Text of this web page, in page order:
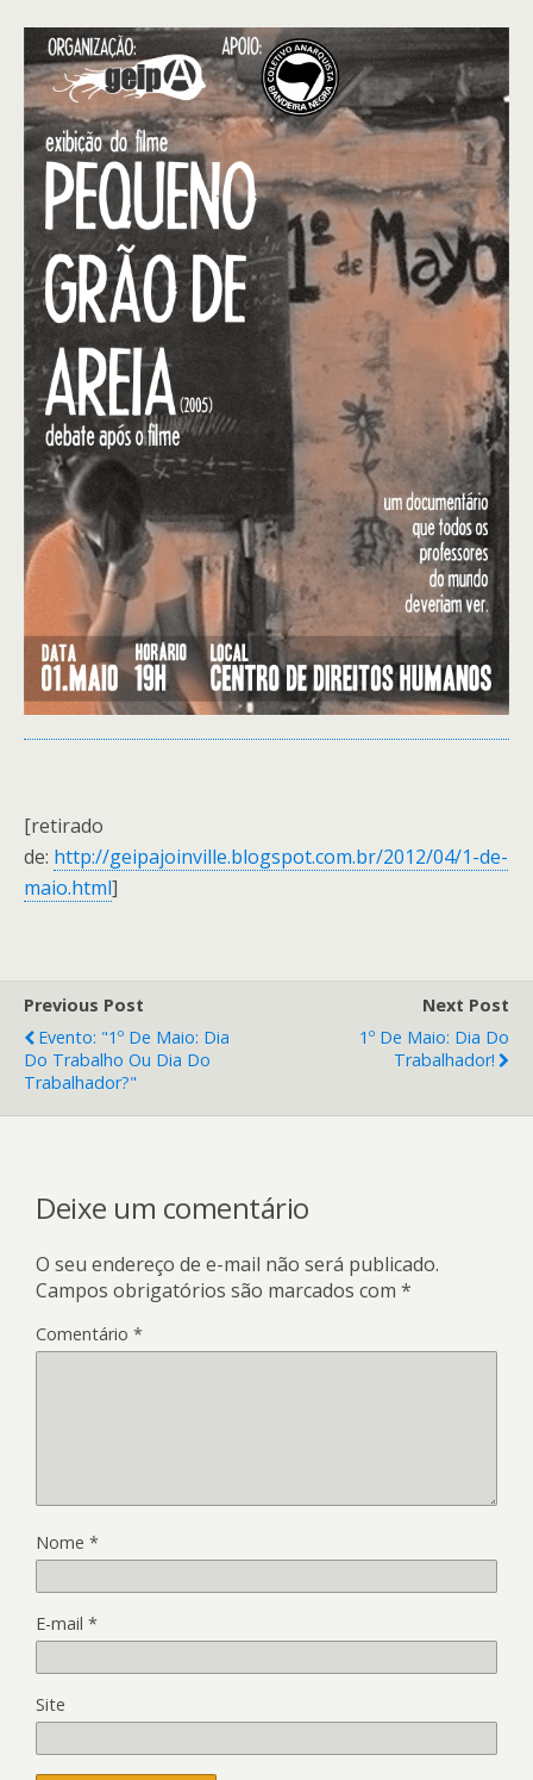
[retirado
de: http://geipajoinville.blogspot.com.br/2012/04/1-de-
maio.html]
Previous Post
Evento: "1º De Maio: Dia
Do Trabalho Ou Dia Do
Trabalhador?"
Next Post
1º De Maio: Dia Do
Trabalhador!
Deixe um comentário
O seu endereço de e-mail não será publicado.
Campos obrigatórios são marcados com *
Comentário *
Nome *
E-mail *
Site